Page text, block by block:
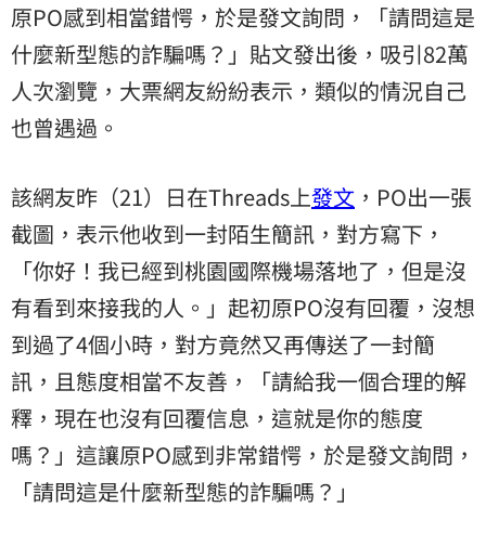
原PO感到相當錯愕，於是發文詢問，「請問這是
什麼新型態的詐騙嗎？」貼文發出後，吸引82萬
人次瀏覽，大票網友紛紛表示，類似的情況自己
也曾遇過。
該網友昨（21）日在Threads上發文 ，PO出一張
截圖，表示他收到一封陌生簡訊，對方寫下，
「你好！我已經到桃園國際機場落地了，但是沒
有看到來接我的人。」起初原PO沒有回覆，沒想
到過了4個小時，對方竟然又再傳送了一封簡
訊，且態度相當不友善，「請給我一個合理的解
釋，現在也沒有回覆信息，這就是你的態度
嗎？」這讓原PO感到非常錯愕，於是發文詢問，
「請問這是什麼新型態的詐騙嗎？」